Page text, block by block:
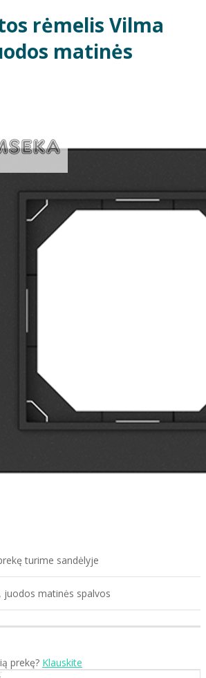
rėmelis Vilma
matinės
turime sandėlyje
juodos matinės spalvos
prekę? Klauskite